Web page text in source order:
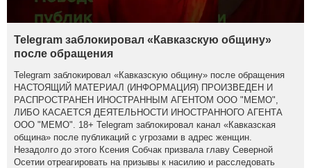
Telegram заблокировал «Кавказскую общину»
после обращения
Telegram заблокировал «Кавказскую общину» после обращения
НАСТОЯЩИЙ МАТЕРИАЛ (ИНФОРМАЦИЯ) ПРОИЗВЕДЕН И
РАСПРОСТРАНЕН ИНОСТРАННЫМ АГЕНТОМ ООО "МЕМО",
ЛИБО КАСАЕТСЯ ДЕЯТЕЛЬНОСТИ ИНОСТРАННОГО АГЕНТА
ООО "МЕМО". 18+ Telegram заблокировал канал «Кавказская
община» после публикаций с угрозами в адрес женщин.
Незадолго до этого Ксения Собчак призвала главу Северной
Осетии отреагировать на призывы к насилию и расследовать